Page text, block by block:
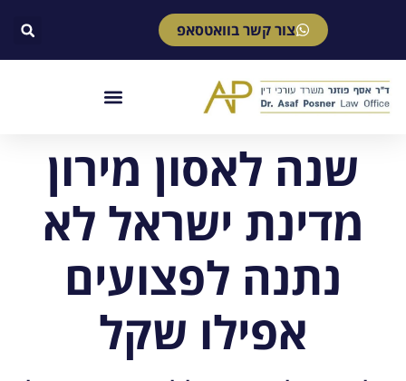
צור קשר בוואטסאפ
שנה לאסון מירון
מדינת ישראל לא
נתנה לפצועים
אפילו שקל